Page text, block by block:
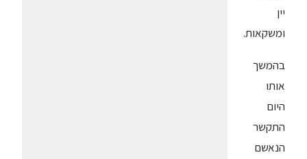
יין
ומשקאות.
בהמשך
אותו
היום
התקשר
הנאשם